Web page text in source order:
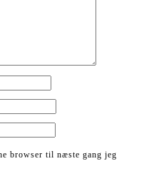
browser til næste gang jeg